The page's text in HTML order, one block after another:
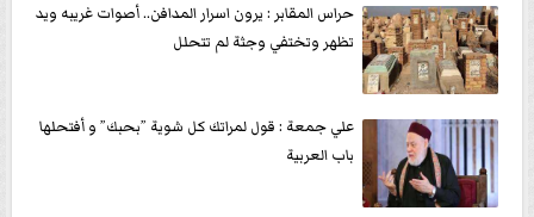
حراس المقابر : يرون اسرار المدافن.. أصوات غريبه ويد
تظهر وتختفي وجثة لم تتحلل
علي جمعة : قول لمراتك كل شوية ”بحبك” و أفتحلها
باب العربية